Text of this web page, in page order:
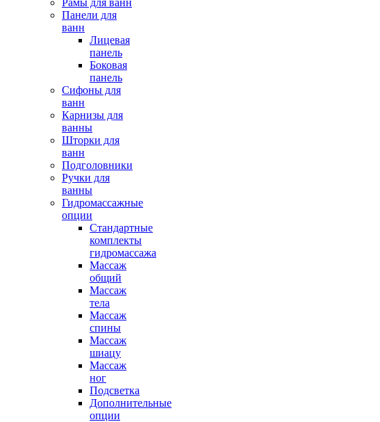
Рамы для ванн
Панели для
ванн
Лицевая
панель
Боковая
панель
Сифоны для
ванн
Карнизы для
ванны
Шторки для
ванн
Подголовники
Ручки для
ванны
Гидромассажные
опции
Стандартные
комплекты
гидромассажа
Массаж
общий
Массаж
тела
Массаж
спины
Массаж
шиацу
Массаж
ног
Подсветка
Дополнительные
опции